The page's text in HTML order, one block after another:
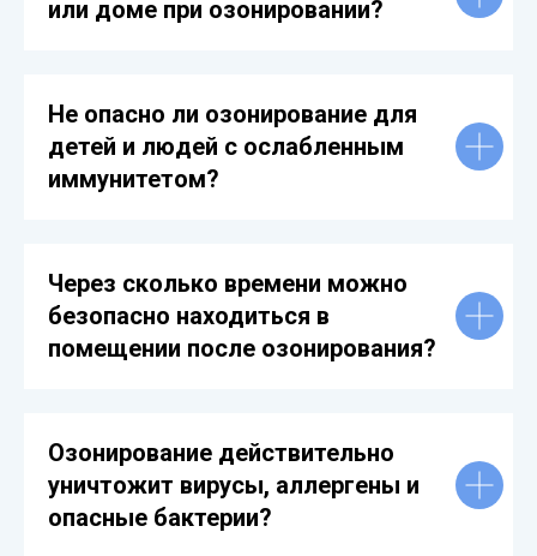
или доме при озонировании?
Не опасно ли озонирование для
детей и людей с ослабленным
иммунитетом?
Через сколько времени можно
безопасно находиться в
помещении после озонирования?
Озонирование действительно
уничтожит вирусы, аллергены и
опасные бактерии?